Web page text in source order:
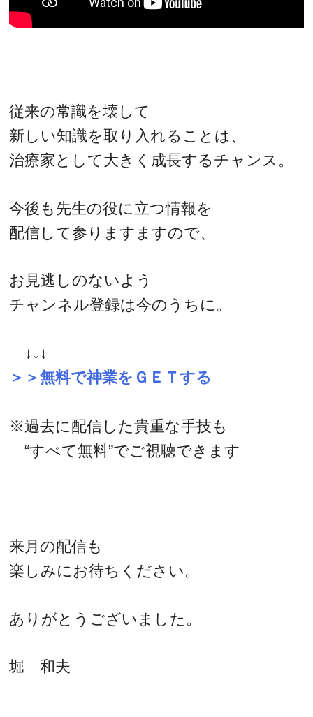
従来の常識を壊して
新しい知識を取り入れることは、
治療家として大きく成長するチャンス。
今後も先生の役に立つ情報を
配信して参りますますので、
お見逃しのないよう
チャンネル登録は今のうちに。
↓↓↓
＞＞無料で神業をＧＥＴする
※過去に配信した貴重な手技も
“すべて無料”でご視聴できます
来月の配信も
楽しみにお待ちください。
ありがとうございました。
堀 和夫